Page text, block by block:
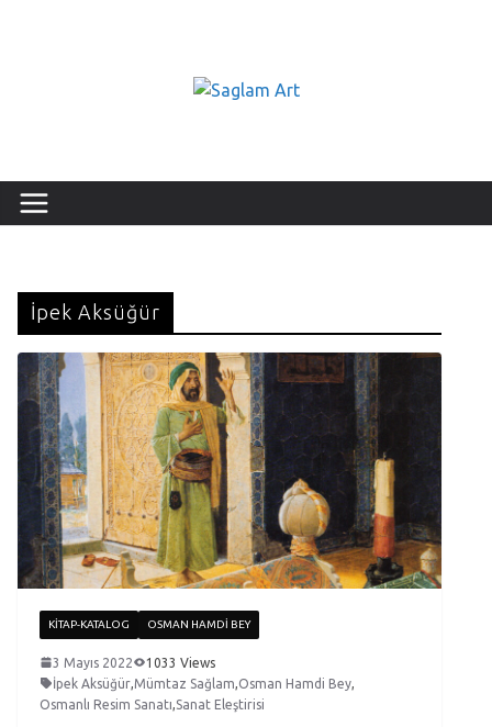
İpek Aksüğür
KITAP-KATALOG OSMAN HAMDI BEY
3 Mayıs 2022
1033 Views
İpek Aksüğür,Mümtaz Sağlam,Osman Hamdi Bey,
Osmanlı Resim Sanatı,Sanat Eleştirisi